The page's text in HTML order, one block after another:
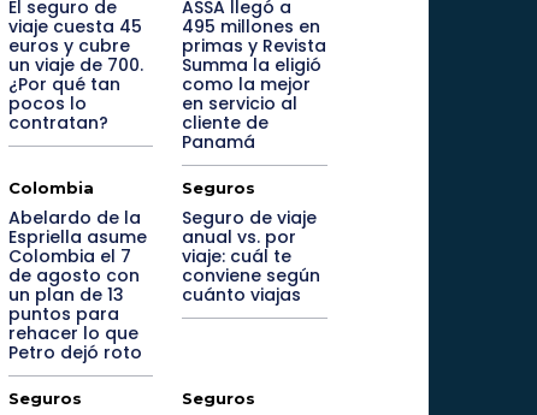
El seguro de
viaje cuesta 45
euros y cubre
un viaje de 700.
¿Por qué tan
pocos lo
contratan?
ASSA llegó a
495 millones en
primas y Revista
Summa la eligió
como la mejor
en servicio al
cliente de
Panamá
Colombia
Abelardo de la
Espriella asume
Colombia el 7
de agosto con
un plan de 13
puntos para
rehacer lo que
Petro dejó roto
Seguros
Seguro de viaje
anual vs. por
viaje: cuál te
conviene según
cuánto viajas
Seguros Seguros